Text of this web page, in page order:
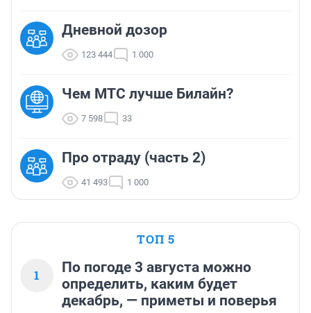
Дневной дозор
123 444 1 000
Чем МТС лучше Билайн?
7 598 33
Про отраду (часть 2)
41 493 1 000
ТОП 5
1
По погоде 3 августа можно
определить, каким будет
декабрь, — приметы и поверья